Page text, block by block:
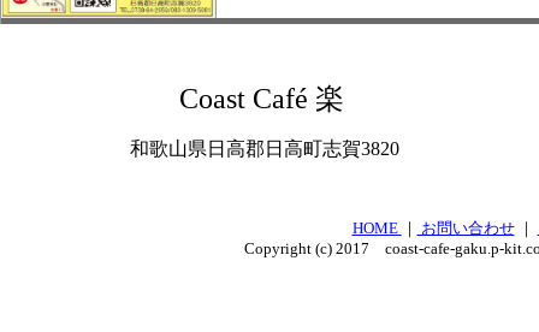
Coast Café 楽
和歌山県日高郡日高町志賀3820
HOME ｜ お問い合わせ｜
Copyright (c) 2017 coast-cafe-gaku.p-